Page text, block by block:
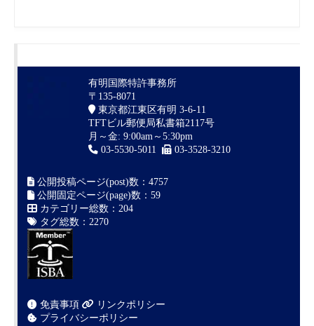
有明国際特許事務所
〒135-8071
東京都江東区有明 3-6-11
TFTビル郵便局私書箱2117号
月～金: 9:00am～5:30pm
03-5530-5011
03-3528-3210
公開投稿ページ(post)数：4757
公開固定ページ(page)数：59
カテゴリー総数：204
タグ総数：2270
免責事項
リンクポリシー
プライバシーポリシー